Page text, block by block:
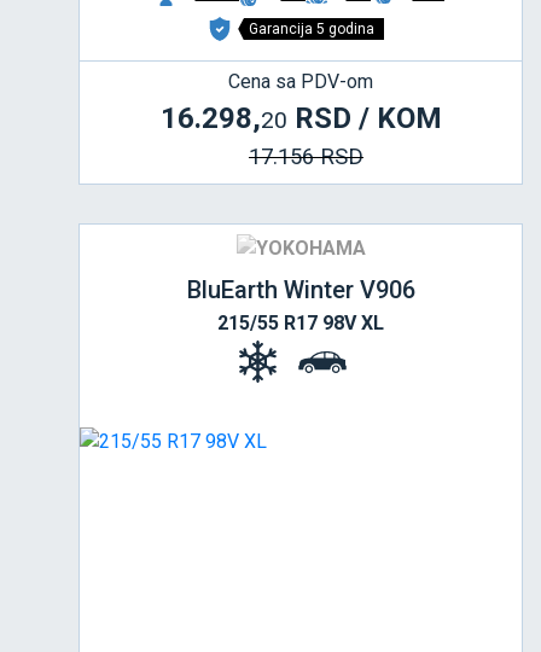
Garancija 5 godina
Cena sa PDV-om
16.298,20 RSD / KOM
17.156 RSD
BluEarth Winter V906
215/55 R17 98V XL